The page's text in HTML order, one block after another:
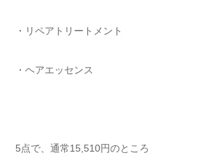
・リペアトリートメント
・ヘアエッセンス
5点で、通常15,510円のところ